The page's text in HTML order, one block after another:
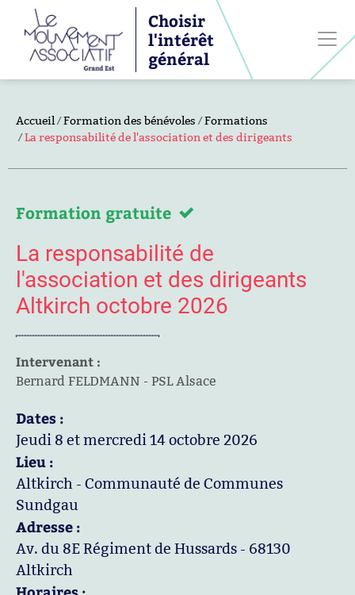
Choisir
l'intérêt
général
Accueil Formation des bénévoles
Formations
La responsabilité de l'association et des dirigeants
Formation gratuite
La responsabilité de
l'association et des dirigeants
Altkirch octobre 2026
Intervenant :
Bernard FELDMANN - PSL Alsace
Dates :
Jeudi 8 et mercredi 14 octobre 2026
Lieu :
Altkirch - Communauté de Communes
Sundgau
Adresse :
Av. du 8E Régiment de Hussards - 68130
Altkirch